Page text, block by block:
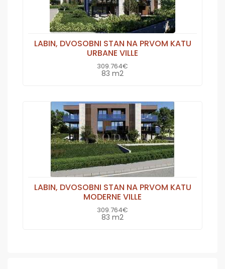
LABIN, DVOSOBNI STAN NA PRVOM KATU
URBANE VILLE
309.764€
83 m2
LABIN, DVOSOBNI STAN NA PRVOM KATU
MODERNE VILLE
309.764€
83 m2